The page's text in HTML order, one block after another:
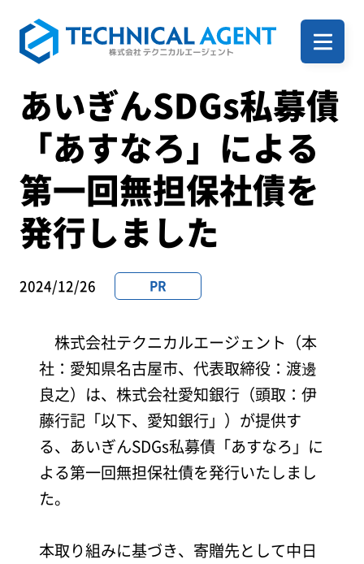
ホーム
企業案内
サービス一覧
事例
ニュース
ブログ
新卒採用
あいぎんSDGs私募債
「あすなろ」による
第一回無担保社債を
発行しました
2024/12/26 PR
株式会社テクニカルエージェント（本
社：愛知県名古屋市、代表取締役：渡邊
良之）は、株式会社愛知銀行（頭取：伊
藤行記「以下、愛知銀行」）が提供す
る、あいぎんSDGs私募債「あすなろ」に
よる第一回無担保社債を発行いたしまし
た。
本取り組みに基づき、寄贈先として中日